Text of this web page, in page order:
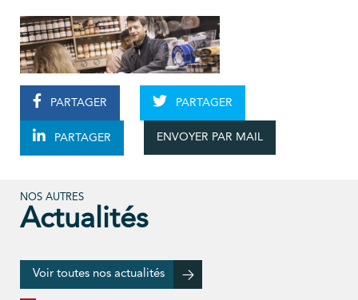
PARTAGER PARTAGER
PARTAGER ENVOYER PAR MAIL
NOS AUTRES
Actualités
Voir toutes nos actualités